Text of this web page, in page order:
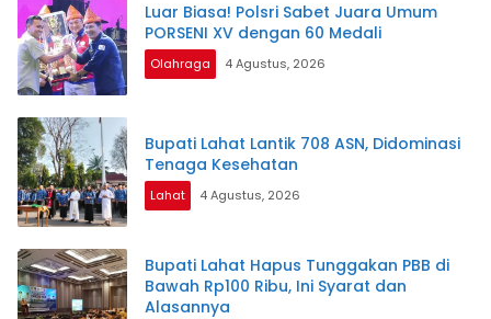
Luar Biasa! Polsri Sabet Juara Umum
PORSENI XV dengan 60 Medali
Olahraga 4 Agustus, 2026
Bupati Lahat Lantik 708 ASN, Didominasi
Tenaga Kesehatan
Lahat 4 Agustus, 2026
Bupati Lahat Hapus Tunggakan PBB di
Bawah Rp100 Ribu, Ini Syarat dan
Alasannya